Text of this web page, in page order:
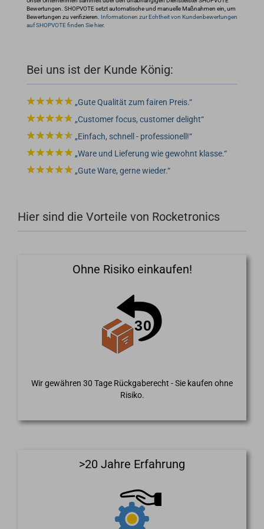
Bewertungen. SHOPVOTE setzt automatische und manuelle Maßnahmen ein, um
Bewertungen zu verifizieren. Informationen zur Echtheit von Kundenbewertungen
auf SHOPVOTE finden Sie hier.
Bei uns ist der Kunde König:
Gute Qualität zum fairen Preis.
Customer focus, customer delight
Einfach, schnell - professionell!
Ware und Lieferung wie gewohnt klasse.
Gute Ware, gerne wieder.
Hier sind die Vorteile von Rocketronics
Ohne Risiko einkaufen!
Wir gewähren 30 Tage Rückgaberecht - Sie kaufen ohne
Risiko.
>20 Jahre Erfahrung